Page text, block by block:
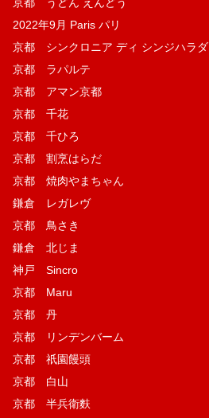
京都 うどん えんどう
2022年9月 Paris パリ
京都 シンクロニア ディ シンジハラダ
京都 ラパルテ
京都 アマン京都
京都 千花
京都 千ひろ
京都 割烹はらだ
京都 焼肉やまちゃん
鎌倉 レガレヴ
京都 鳥さき
鎌倉 北じま
神戸 Sincro
京都 Maru
京都 丹
京都 リンデンバーム
京都 祇園饅頭
京都 白山
京都 半兵衛麩